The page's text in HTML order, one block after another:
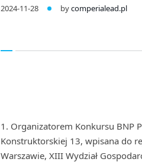
2024-11-28 bycomperialead.pl
Organizatorem Konkursu BNP
Konstruktorskiej 13, wpisana do
Warszawie, XIII Wydział